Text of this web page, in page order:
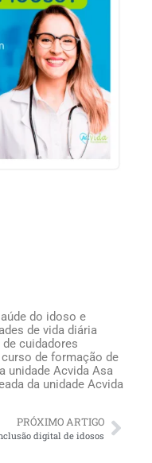
do idoso e
de vida diária
cuidadores
de formação de
unidade Acvida Asa
da unidade Acvida
PRÓXIMO ARTIGO
digital de idosos